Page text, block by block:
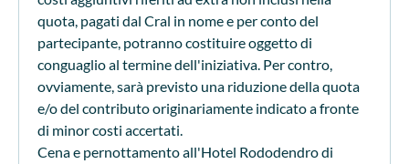
quota, pagati dal Cral in nome e per conto del
partecipante, potranno costituire oggetto di
conguaglio al termine dell'iniziativa. Per contro,
ovviamente, sarà previsto una riduzione della quota
e/o del contributo originariamente indicato a fronte
di minor costi accertati.
Cena e pernottamento all'Hotel Rododendro di